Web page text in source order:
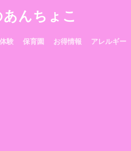
んちょこ
体験 保育園 お得情報 アレルギー